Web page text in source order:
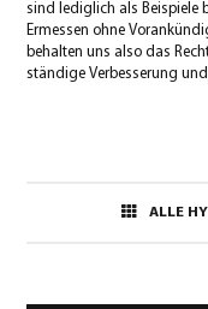
sind lediglich als Beispiele
Ermessen ohne
behalten uns also das
ständige Verbesserung
ALLE